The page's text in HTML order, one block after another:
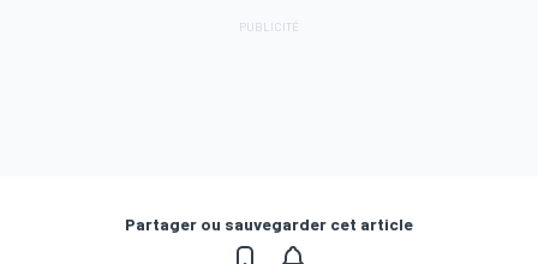
Partager ou sauvegarder cet article